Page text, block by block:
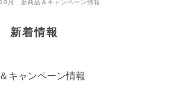
月 新商品＆キャンペーン情報
新着情報
キャンペーン情報